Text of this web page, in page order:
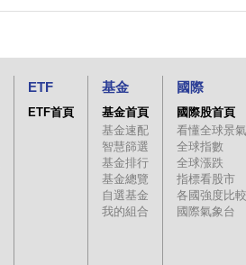
ETF
ETF首頁
基金
基金首頁
基金速配
智慧篩選
基金排行
基金總覽
自選基金
我的組合
國際
國際股首頁
看懂全球景氣
全球指數
全球漲跌
指標看股市
各國強度比較
國際氣象台